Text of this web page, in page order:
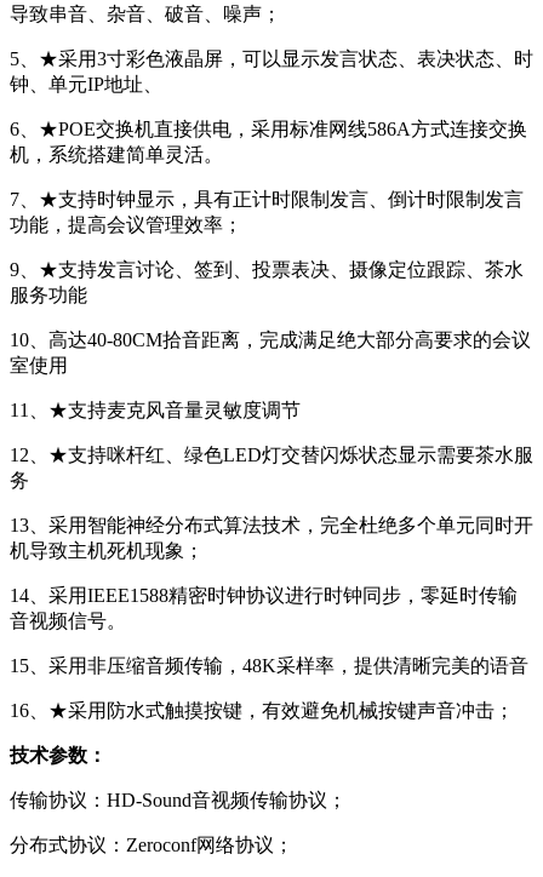
导致串音、杂音、破音、噪声；
5、★采用3寸彩色液晶屏，可以显示发言状态、表决状态、时
钟、单元IP地址、
6、★POE交换机直接供电，采用标准网线586A方式连接交换
机，系统搭建简单灵活。
7、★支持时钟显示，具有正计时限制发言、倒计时限制发言
功能，提高会议管理效率；
9、★支持发言讨论、签到、投票表决、摄像定位跟踪、茶水
服务功能
10、高达40-80CM拾音距离，完成满足绝大部分高要求的会议
室使用
11、★支持麦克风音量灵敏度调节
12、★支持咪杆红、绿色LED灯交替闪烁状态显示需要茶水服
务
13、采用智能神经分布式算法技术，完全杜绝多个单元同时开
机导致主机死机现象；
14、采用IEEE1588精密时钟协议进行时钟同步，零延时传输
音视频信号。
15、采用非压缩音频传输，48K采样率，提供清晰完美的语音
16、★采用防水式触摸按键，有效避免机械按键声音冲击；
技术参数：
传输协议：HD-Sound音视频传输协议；
分布式协议：Zeroconf网络协议；